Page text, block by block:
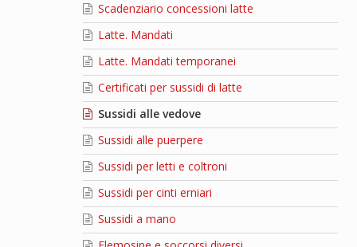
Scadenziario concessioni latte
Latte. Mandati
Latte. Mandati temporanei
Certificati per sussidi di latte
Sussidi alle vedove
Sussidi alle puerpere
Sussidi per letti e coltroni
Sussidi per cinti erniari
Sussidi a mano